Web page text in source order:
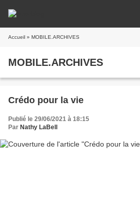
Accueil » MOBILE.ARCHIVES
MOBILE.ARCHIVES
Crédo pour la vie
Publié le 29/06/2021 à 18:15
Par Nathy LaBell